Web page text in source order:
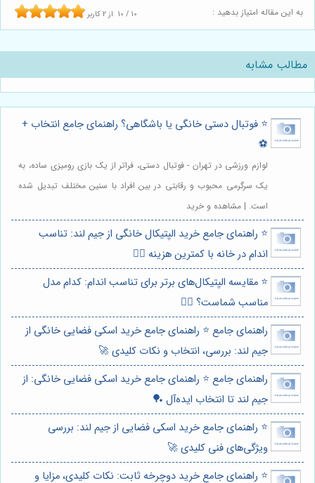
به این مقاله امتیاز بدهید : 10 / 10 از 2کاربر
مطالب مشابه
⭐️ فوتبال دستی خانگی یا باشگاهی؟ راهنمای جامع انتخاب +
⚽️
لوازم ورزشی در تهران - فوتبال دستی، فراتر از یک بازی رومیزی ساده، به
یک سرگرمی محبوب و رقابتی در بین افراد با سنین مختلف تبدیل شده
است. | مشاهده و خرید
⭐️ راهنمای جامع خرید الپتیکال خانگی از جیم لند: تناسب
اندام در خانه با کمترین هزینه 🏃‍♀️
⭐️ مقایسه الپتیکال‌های برتر برای تناسب اندام: کدام مدل
مناسب شماست؟ 🏃‍♀️
راهنمای جامع ⭐️ راهنمای جامع خرید اسکی فضایی خانگی از
جیم لند: بررسی، انتخاب و نکات کلیدی 🚀
راهنمای جامع ⭐️ راهنمای جامع خرید اسکی فضایی خانگی: از
جیم لند تا انتخاب ایده‌آل 🏓
⭐️ راهنمای جامع خرید اسکی فضایی از جیم لند: بررسی
ویژگی‌های فنی کلیدی 🚀
⭐️ راهنمای جامع خرید دوچرخه ثابت: نکات کلیدی، مزایا و